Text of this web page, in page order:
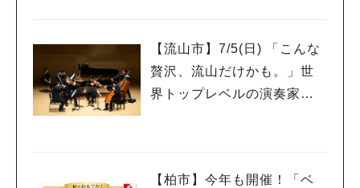
【流山市】7/5(日) 「こんな
贅沢、流山だけかも。」世
界トップレベルの演奏家を
【柏市】今年も開催！「ベ